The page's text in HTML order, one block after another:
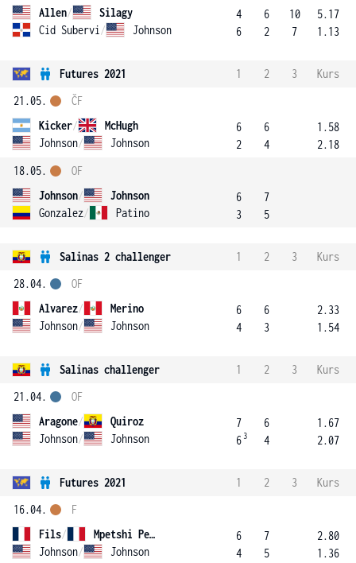
Allen/
Silagy
Cid Subervi / Johnson
4
6
6
2
10
7
5.17
1.13
Futures 2021 1 2 3
Kurs
21.05.
Kicker/
McHugh
Johnson/ Johnson
ČF
6
2
6
4
1.58
2.18
18.05.
Johnson/
Johnson
Gonzalez/ Patino
OF
6
3
7
5
Salinas 2 challenger 1 2 3
Kurs
28.04.
Alvarez/
Merino
Johnson/ Johnson
OF
6
4
6
3
2.33
1.54
Salinas challenger 1 2 3
Kurs
21.04.
Aragone/
Quiroz
Johnson/ Johnson
OF
7
6 3
6
4
1.67
2.07
Futures 2021 1 2 3
Kurs
16.04.
Fils/
Mpetshi Perricard
Johnson/ Johnson
F
6
4
7
5
2.80
1.36